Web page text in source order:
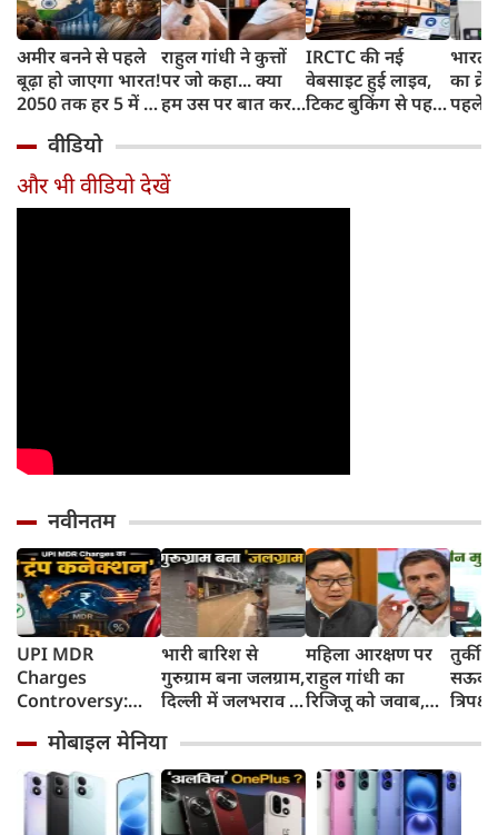
अमीर बनने से पहले
बूढ़ा हो जाएगा भारत!
2050 तक हर 5 में 1
साल से ज्यादा उम्र का
राहुल गांधी ने कुत्तों
पर जो कहा... क्या
हम उस पर बात कर
IRCTC की नई
वेबसाइट हुई लाइव,
टिकट बुकिंग से पहले
काम, जानें पूरा
भारत
का
पहले
और
वीडियो
और भी वीडियो देखें
नवीनतम
UPI MDR
Charges
Controversy:
'ट्रंप कनेक्शन' की
क्यों हो रही चर्चा?
भारी बारिश से
गुरुग्राम बना जलग्राम,
दिल्ली में जलभराव से
महिला आरक्षण पर
राहुल गांधी का
रिजिजू को जवाब,
कानून बिना शर्त लागू
करें
तुर्की,
सऊदी
मोबाइल मेनिया